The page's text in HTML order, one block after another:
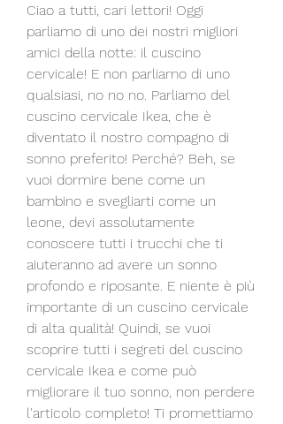
Ciao a tutti, cari lettori! Oggi
parliamo di uno dei nostri migliori
amici della notte: il cuscino
cervicale! E non parliamo di uno
qualsiasi, no no no. Parliamo del
cuscino cervicale Ikea, che è
diventato il nostro compagno di
sonno preferito! Perché? Beh, se
vuoi dormire bene come un
bambino e svegliarti come un
leone, devi assolutamente
conoscere tutti i trucchi che ti
aiuteranno ad avere un sonno
profondo e riposante. E niente è più
importante di un cuscino cervicale
di alta qualità! Quindi, se vuoi
scoprire tutti i segreti del cuscino
cervicale Ikea e come può
migliorare il tuo sonno, non perdere
l'articolo completo! Ti promettiamo